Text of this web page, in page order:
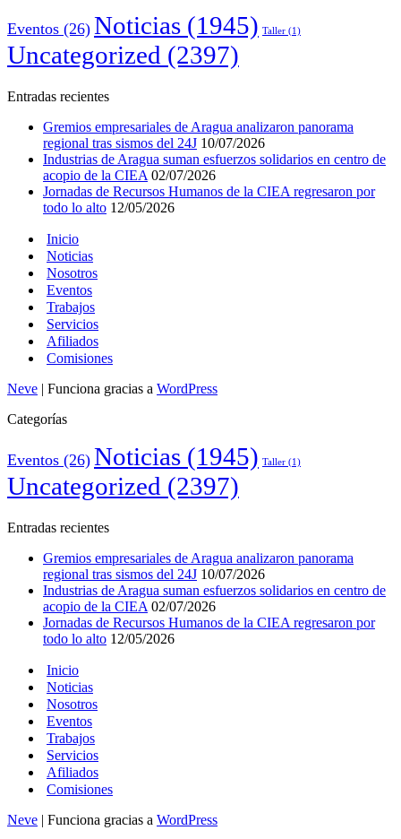
Eventos (26) Noticias (1945) Taller (1)
Uncategorized (2397)
Entradas recientes
Gremios empresariales de Aragua analizaron panorama
regional tras sismos del 24J 10/07/2026
Industrias de Aragua suman esfuerzos solidarios en centro de
acopio de la CIEA 02/07/2026
Jornadas de Recursos Humanos de la CIEA regresaron por
todo lo alto 12/05/2026
Inicio
Noticias
Nosotros
Eventos
Trabajos
Servicios
Afiliados
Comisiones
Neve | Funciona gracias a WordPress
Categorías
Eventos (26) Noticias (1945) Taller (1)
Uncategorized (2397)
Entradas recientes
Gremios empresariales de Aragua analizaron panorama
regional tras sismos del 24J 10/07/2026
Industrias de Aragua suman esfuerzos solidarios en centro de
acopio de la CIEA 02/07/2026
Jornadas de Recursos Humanos de la CIEA regresaron por
todo lo alto 12/05/2026
Inicio
Noticias
Nosotros
Eventos
Trabajos
Servicios
Afiliados
Comisiones
Neve | Funciona gracias a WordPress